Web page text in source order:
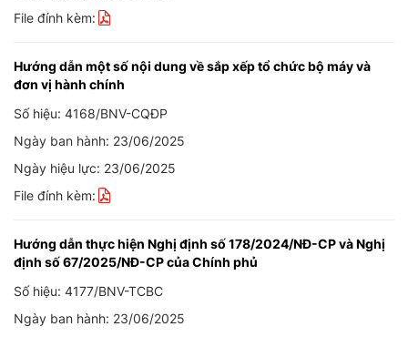
File đính kèm:
Hướng dẫn một số nội dung về sắp xếp tổ chức bộ máy và
đơn vị hành chính
Số hiệu: 4168/BNV-CQĐP
Ngày ban hành: 23/06/2025
Ngày hiệu lực: 23/06/2025
File đính kèm:
Hướng dẫn thực hiện Nghị định số 178/2024/NĐ-CP và Nghị
định số 67/2025/NĐ-CP của Chính phủ
Số hiệu: 4177/BNV-TCBC
Ngày ban hành: 23/06/2025